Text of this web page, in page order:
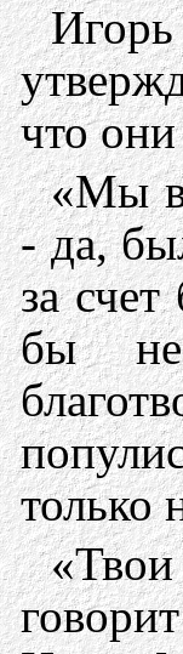
что
«Мы
- да,
за
бы не
только